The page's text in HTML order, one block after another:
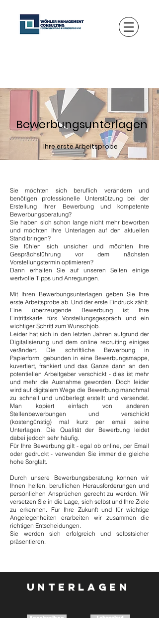
Bewerbungsunterlagen
Ihre erste Arbeitsprobe
Sie möchten sich beruflich verändern und
benötigen professionelle Unterstützung bei der
Erstellung Ihrer Bewerbung und kompetente
Bewerbungsberatung?
Sie haben sich schon lange nicht mehr beworben
und möchten Ihre Unterlagen auf den aktuellen
Stand bringen?
Sie fühlen sich unsicher und möchten Ihre
Gesprächsführung vor dem nächsten
Vorstellungstermin optimieren?
Dann erhalten Sie auf unseren Seiten einige
wertvolle Tipps und Anregungen.
Mit Ihren Bewerbungsunterlagen geben Sie Ihre
erste Arbeitsprobe ab. Und der erste Eindruck zählt.
Eine überzeugende Bewerbung ist Ihre
Eintrittskarte fürs Vorstellungsgespräch und ein
wichtiger Schritt zum Wunschjob.
Leider hat sich in den letzten Jahren aufgrund der
Digitalisierung und dem online recruiting einiges
verändert. Die schriftliche Bewerbung in
Papierform, gebunden in eine Bewerbungsmappe,
kuvertiert, frankiert und das Ganze dann an den
potentiellen Arbeitgeber verschickt - dies ist mehr
und mehr die Ausnahme geworden. Doch leider
wird auf digitalem Wege die Bewerbung manchmal
zu schnell und unüberlegt erstellt und versendet.
Man kopiert einfach von anderen
Stellenbewerbungen und verschickt
(kostengünstig) mal kurz per email seine
Unterlagen. Die Qualität der Bewerbung leidet
dabei jedoch sehr häufig.
Für Ihre Bewerbung gilt - egal ob online, per Email
oder gedruckt - verwenden Sie immer die gleiche
hohe Sorgfalt.
Durch unsere Bewerbungsberatung können wir
Ihnen helfen, beruflichen Herausforderungen und
persönlichen Ansprüchen gerecht zu werden. Wir
versetzen Sie in die Lage, sich selbst und Ihre Ziele
zu erkennen. Für Ihre Zukunft und für wichtige
Angelegenheiten erarbeiten wir zusammen die
richtigen Entscheidungen.
Sie werden sich erfolgreich und selbstsicher
präsentieren.
UNTERLAGEN